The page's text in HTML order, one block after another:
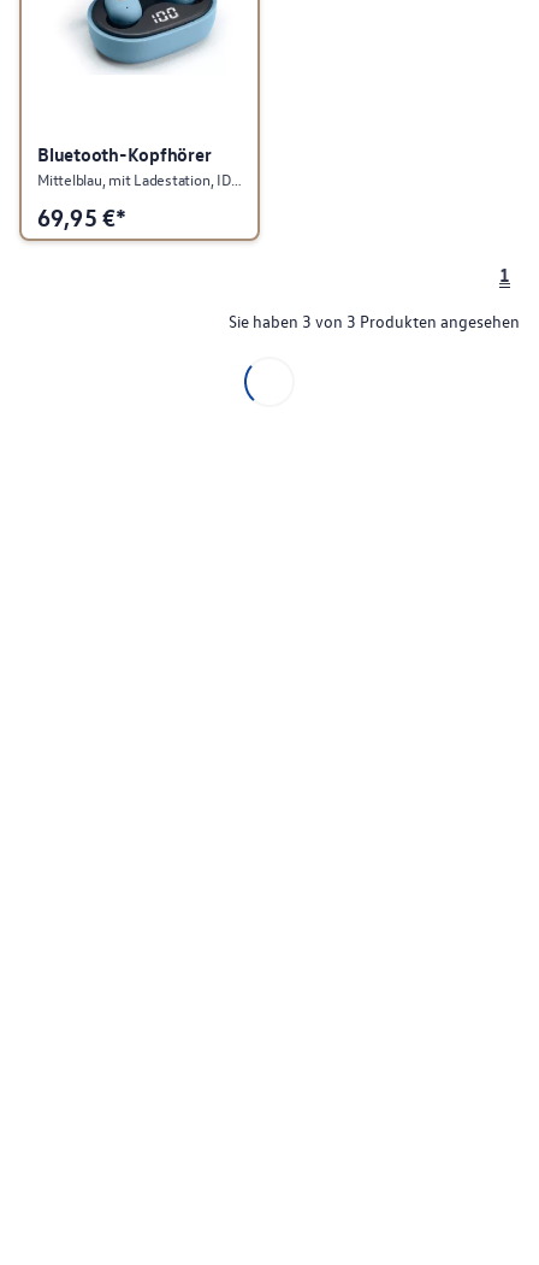
Bluetooth-Kopfhörer
Mittelblau, mit Ladestation, ID. Kollektion
69,95 €*
1
Sie haben 3 von 3 Produkten angesehen